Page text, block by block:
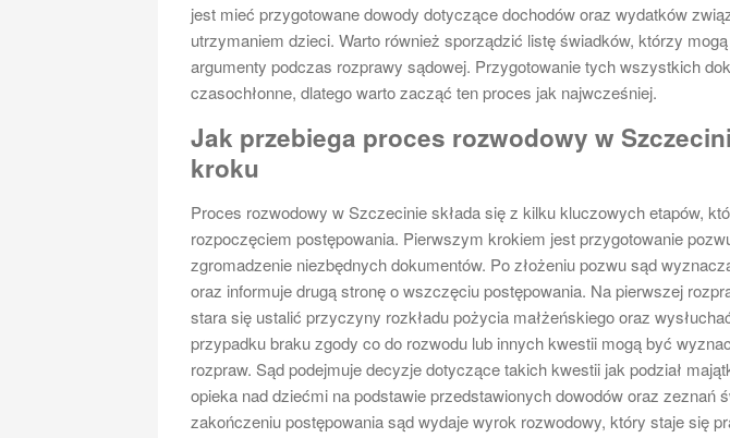
jest mieć przygotowane dowody dotyczące dochodów oraz wydatków
utrzymaniem dzieci. Warto również sporządzić listę świadków, którzy
argumenty podczas rozprawy sądowej. Przygotowanie tych wszystkich
czasochłonne, dlatego warto zacząć ten proces jak najwcześniej.
Jak przebiega proces rozwodowy w
kroku
Proces rozwodowy w Szczecinie składa się z kilku kluczowych etapów,
rozpoczęciem postępowania. Pierwszym krokiem jest przygotowanie
zgromadzenie niezbędnych dokumentów. Po złożeniu pozwu sąd
oraz informuje drugą stronę o wszczęciu postępowania. Na pierwszej
stara się ustalić przyczyny rozkładu pożycia małżeńskiego oraz
przypadku braku zgody co do rozwodu lub innych kwestii mogą być
rozpraw. Sąd podejmuje decyzje dotyczące takich kwestii jak podział
opieka nad dziećmi na podstawie przedstawionych dowodów oraz zeznań
zakończeniu postępowania sąd wydaje wyrok rozwodowy, który staje się